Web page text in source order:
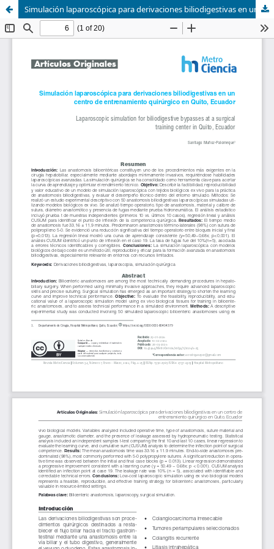
Simulación laparoscópica para derivaciones biliodigestivas en un centro de entrenamiento quirúrgico en Quito, Ecuador